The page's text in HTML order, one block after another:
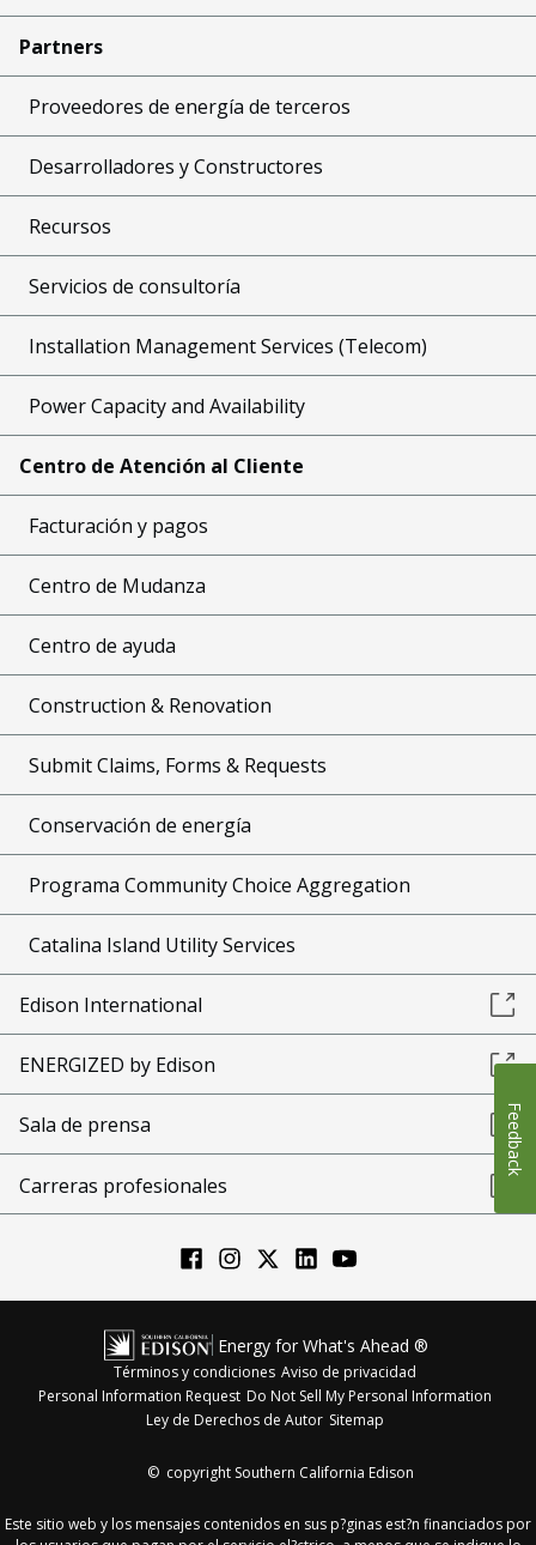
Partners
Proveedores de energía de terceros
Desarrolladores y Constructores
Recursos
Servicios de consultoría
Installation Management Services (Telecom)
Power Capacity and Availability
Centro de Atención al Cliente
Facturación y pagos
Centro de Mudanza
Centro de ayuda
Construction & Renovation
Submit Claims, Forms & Requests
Conservación de energía
Programa Community Choice Aggregation
Catalina Island Utility Services
Edison International
ENERGIZED by Edison
Sala de prensa
Carreras profesionales
Energy for What's Ahead ®
Términos y condiciones Aviso de privacidad
Personal Information Request Do Not Sell My Personal Information
Ley de Derechos de Autor Sitemap
© copyright Southern California Edison
Este sitio web y los mensajes contenidos en sus p?ginas est?n financiados por
Feedback